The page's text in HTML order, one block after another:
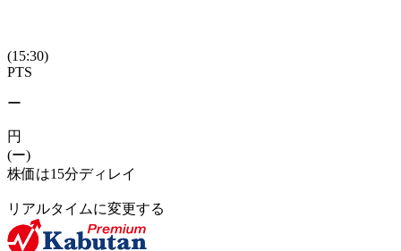
(15:30)
PTS
ー
円
(ー)
株価は15分ディレイ
リアルタイムに変更する